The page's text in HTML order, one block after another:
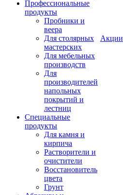
Профессиональные
продукты
Пробники и
веера
Для столярных
мастерских
Для мебельных
производств
Для
производителей
напольных
покрытий и
лестниц
Специальные
продукты
Для камня и
кирпича
Растворители и
очистители
Восстановитель
цвета
Грунт
Акции